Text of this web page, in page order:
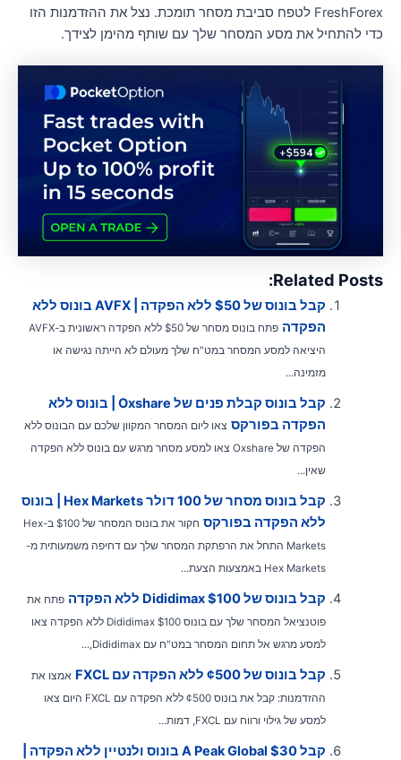
FreshForex לטפח סביבת מסחר תומכת. נצל את ההזדמנות הזו
להתחיל את מסע המסחר שלך עם שותף מהימן לצידך.
Related
קבל בונוס של $50 ללא הפקדה | AVFX בונוס ללא
הפקדה
פתח בונוס מסחר של $50 ללא הפקדה ראשונית ב-AVFX
היציאה למסע המסחר במט"ח שלך מעולם לא הייתה נגישה או
מזמינה...
קבל בונוס קבלת פנים של Oxshare | בונוס ללא
הפקדה בפורקס צאו ליום המסחר המקוון שלכם עם הבונוס ללא
הפקדה של Oxshare צאו למסע מסחר מרגש עם בונוס ללא הפקדה
שאין...
קבל בונוס מסחר של 100 דולר Hex Markets | בונוס
ללא הפקדה בפורקס
חקור את בונוס המסחר של $100 ב-Hex
Markets התחל את הרפתקת המסחר שלך עם דחיפה משמעותית מ-
Hex Markets באמצעות הצעת...
קבל בונוס של Dididimax $100 ללא הפקדה
פתח את
פוטנציאל המסחר שלך עם בונוס Dididimax $100 ללא הפקדה צאו
למסע מרגש אל תחום המסחר במט"ח עם Dididimax,...
קבל בונוס של ¢500 ללא הפקדה עם FXCL
אמצו את
ההזדמנות: קבל את בונוס ¢500 ללא הפקדה עם FXCL היום צאו
למסע של גילוי ורווח עם FXCL, דמות...
קבל A Peak Global $30 בונוס ולנטיין ללא הפקדה |